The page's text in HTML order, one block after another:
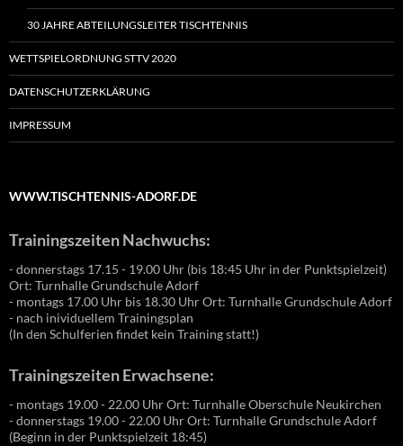
30 JAHRE ABTEILUNGSLEITER TISCHTENNIS
WETTSPIELORDNUNG STTV 2020
DATENSCHUTZERKLÄRUNG
IMPRESSUM
WWW.TISCHTENNIS-ADORF.DE
Trainingszeiten Nachwuchs:
- donnerstags 17.15 - 19.00 Uhr (bis 18:45 Uhr in der Punktspielzeit)
Ort: Turnhalle Grundschule Adorf
- montags 17.00 Uhr bis 18.30 Uhr Ort: Turnhalle Grundschule Adorf
- nach inividuellem Trainingsplan
(In den Schulferien findet kein Training statt!)
Trainingszeiten Erwachsene:
- montags 19.00 - 22.00 Uhr Ort: Turnhalle Oberschule Neukirchen
- donnerstags 19.00 - 22.00 Uhr Ort: Turnhalle Grundschule Adorf
(Beginn in der Punktspielzeit 18:45)